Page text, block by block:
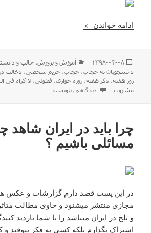
ادامه خواندن آفرین به سازندش . دست به
ارسال
شده
در
۱۳۹۸-۰۳-۰۸ دسته‌ها
آموزش و پرورش،جالب و
دانشجویان به حجاب،حجاب،حریم شخصی، دخالت
روز هفته، ذکر هفته،روزه خواری،فضولی،لااکراه فی
مشروب
برای آفرین به سازندش . دست به دست
دیدگاهی بنویسید
چرا باید در ایران شاهد
مسائلی باشیم ؟‌
در این پست قصد دارم گزارشات و عکس
مجازی منتشر میشنود و حاوی مطالب
و تلخ در ایران میباشد را با شما بازدید
اشتراک بگذارم بلکه کسی به فکر بیوفتد